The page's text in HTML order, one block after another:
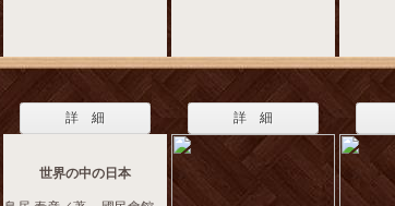
詳 細
世界の中の日本
詳 細